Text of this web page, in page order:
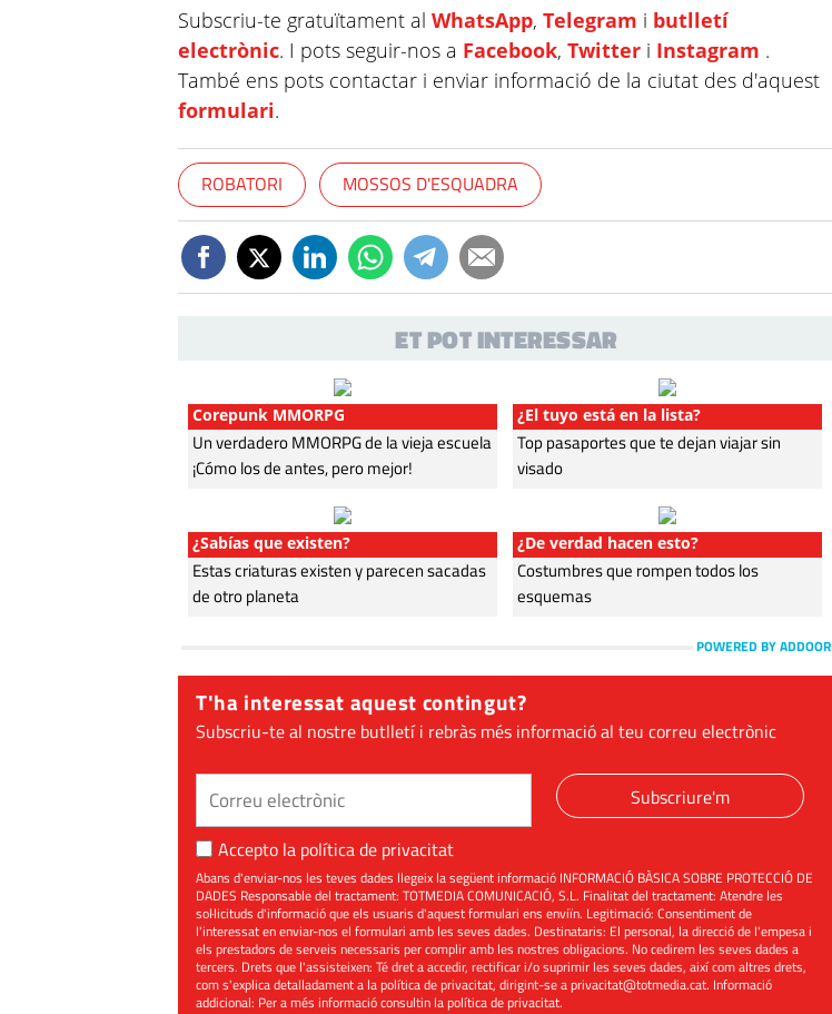
Subscriu-te gratuïtament alWhatsApp,Telegram i butlletí
electrònic. I pots seguir-nos a Facebook,Twitter i Instagram .
També ens pots contactar i enviar informació de la ciutat des d'aquest
formulari.
ROBATORI MOSSOS D'ESQUADRA
ET POT INTERESSAR
Corepunk MMORPG
Un verdadero MMORPG de la vieja escuela
¡Cómo los de antes, pero mejor!
¿El tuyo está en la lista?
Top pasaportes que te dejan viajar sin
visado
¿Sabías que existen?
Estas criaturas existen y parecen sacadas
de otro planeta
¿De verdad hacen esto?
Costumbres que rompen todos los
esquemas
POWERED BY ADDOOR
T'ha interessat aquest contingut?
Subscriu-te al nostre butlletí i rebràs més informació al teu correu electrònic
Subscriure'm
Accepto la política de privacitat
Abans d'enviar-nos les teves dades llegeix la següent informació INFORMACIÓ BÀSICA SOBRE PROTECCIÓ DE
DADES Responsable del tractament: TOTMEDIA COMUNICACIÓ, S.L. Finalitat del tractament: Atendre les
sol·licituds d'informació que els usuaris d'aquest formulari ens enviïn. Legitimació: Consentiment de
l'interessat en enviar-nos el formulari amb les seves dades. Destinataris: El personal, la direcció de l'empesa i
els prestadors de serveis necessaris per complir amb les nostres obligacions. No cedirem les seves dades a
tercers. Drets que l'assisteixen: Té dret a accedir, rectificar i/o suprimir les seves dades, així com altres drets,
com s'explica detalladament a la política de privacitat, dirigint-se aprivacitat@totmedia.cat. Informació
addicional: Per a més informació consultin lapolítica de privacitat.